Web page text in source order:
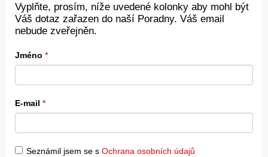
Vyplňte, prosím, níže uvedené kolonky aby mohl být
Váš dotaz zařazen do naší Poradny. Váš email
nebude zveřejněn.
Jméno *
E-mail *
Seznámil jsem se s Ochrana osobních údajů